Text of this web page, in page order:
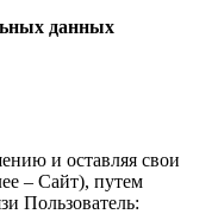
данных
и оставляя свои
– Сайт), путем
Пользователь: